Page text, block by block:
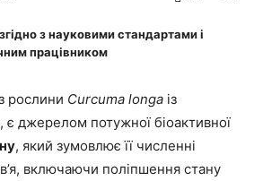
з науковими стандартами і
працівником
рослини Curcuma longa із
є джерелом потужної біоактивної
, який зумовлює її численні
включаючи поліпшення стану